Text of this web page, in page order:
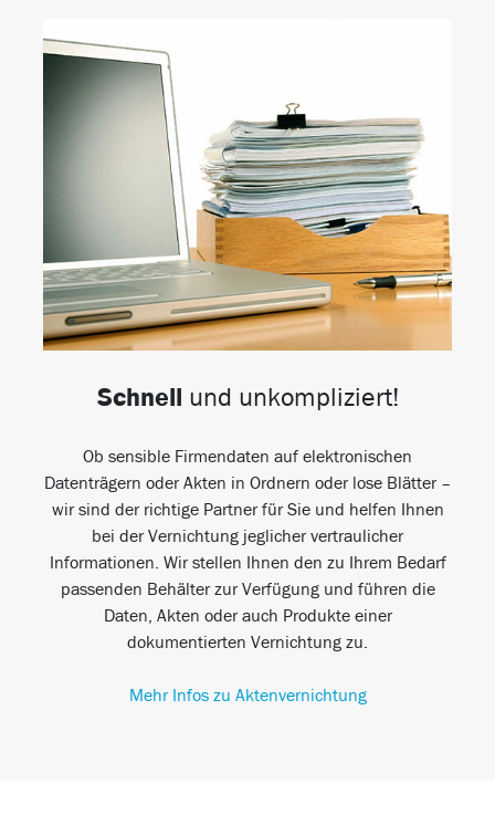
Schnell und unkompliziert!
Ob sensible Firmendaten auf elektronischen
Datenträgern oder Akten in Ordnern oder lose Blätter –
wir sind der richtige Partner für Sie und helfen Ihnen
bei der Vernichtung jeglicher vertraulicher
Informationen. Wir stellen Ihnen den zu Ihrem Bedarf
passenden Behälter zur Verfügung und führen die
Daten, Akten oder auch Produkte einer
dokumentierten Vernichtung zu.
Mehr Infos zu Aktenvernichtung